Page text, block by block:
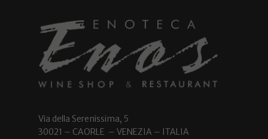
Via della Serenissima, 5
30021 – CAORLE – VENEZIA – ITALIA